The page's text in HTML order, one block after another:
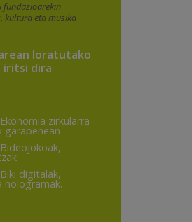
fundazioarekin
kultura eta musika
loratutako
iritsi dira
zirkularra
garapenean
digitalak,
hologramak.